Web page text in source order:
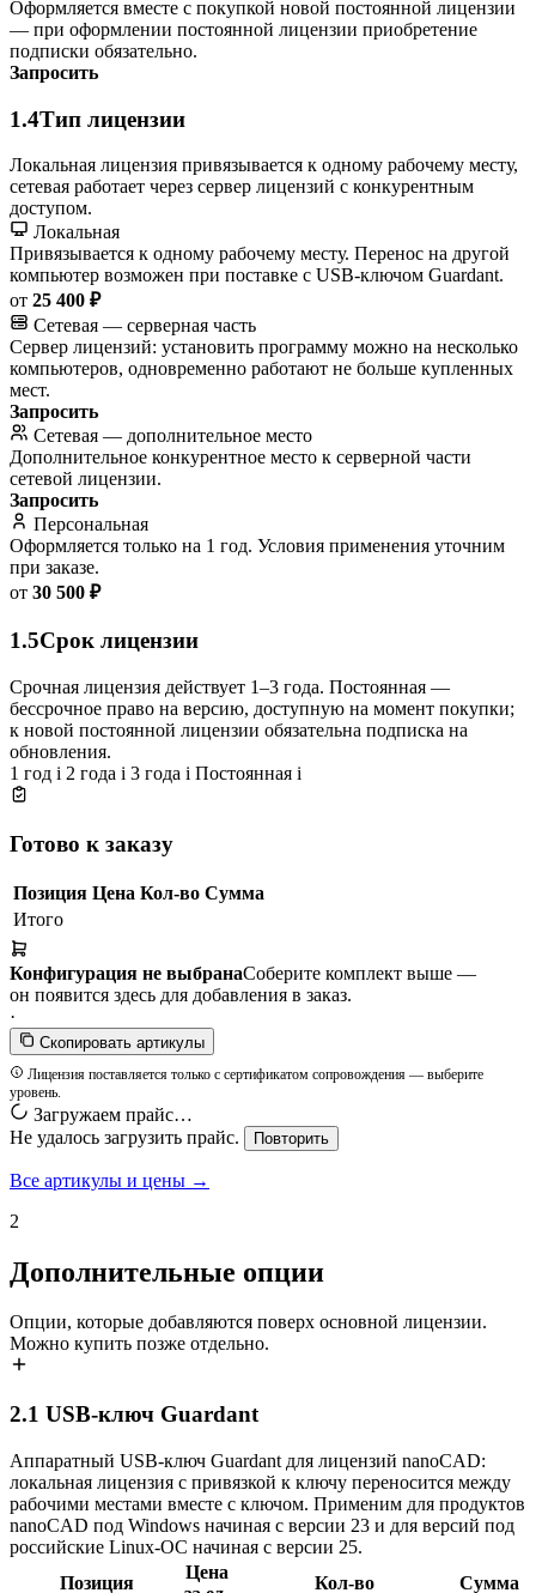
Оформляется вместе с покупкой новой постоянной лицензии
— при оформлении постоянной лицензии приобретение
подписки обязательно.
Запросить
1.4Тип лицензии
Локальная лицензия привязывается к одному рабочему месту,
сетевая работает через сервер лицензий с конкурентным
доступом.
Локальная
Привязывается к одному рабочему месту. Перенос на другой
компьютер возможен при поставке с USB-ключом Guardant.
от 25 400 ₽
Сетевая — серверная часть
Сервер лицензий: установить программу можно на несколько
компьютеров, одновременно работают не больше купленных
мест.
Запросить
Сетевая — дополнительное место
Дополнительное конкурентное место к серверной части
сетевой лицензии.
Запросить
Персональная
Оформляется только на 1 год. Условия применения уточним
при заказе.
от 30 500 ₽
1.5Срок лицензии
Срочная лицензия действует 1–3 года. Постоянная —
бессрочное право на версию, доступную на момент покупки;
к новой постоянной лицензии обязательна подписка на
обновления.
1 год i 2 года i 3 года i Постоянная i
Готово к заказу
Позиция Цена Кол-во Сумма
Итого
Конфигурация не выбранаСоберите комплект выше —
он появится здесь для добавления в заказ.
·
Скопировать артикулы
Лицензия поставляется только с сертификатом сопровождения — выберите
уровень.
Загружаем прайс…
Не удалось загрузить прайс.
Повторить
Все артикулы и цены →
2
Дополнительные опции
Опции, которые добавляются поверх основной лицензии.
Можно купить позже отдельно.
2.1 USB-ключ Guardant
Аппаратный USB-ключ Guardant для лицензий nanoCAD:
локальная лицензия с привязкой к ключу переносится между
рабочими местами вместе с ключом. Применим для продуктов
nanoCAD под Windows начиная с версии 23 и для версий под
российские Linux-ОС начиная с версии 25.
Позиция
Цена
Кол-во Сумма